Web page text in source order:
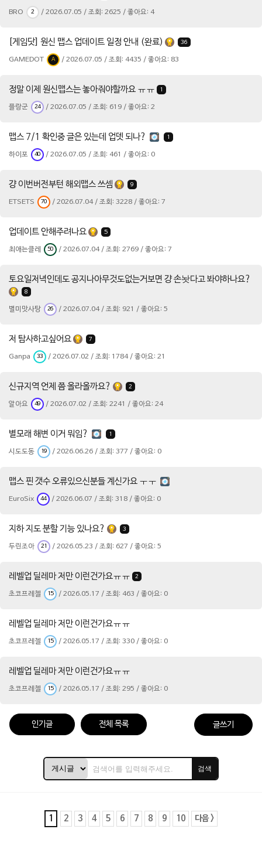
BRO 2 / 2026.07.05 / 조회: 2625 / 좋아요: 4
[게임닷] 원신 맵스 업데이트 일정 안내 (완료) 36
GAMEDOT A / 2026.07.05 / 조회: 4435 / 좋아요: 83
정말 이제 원신맵스는 놓아줘야할까요 ㅠㅠ 1
플랑군 24 / 2026.07.05 / 조회: 619 / 좋아요: 2
맵스 7/1 확인중 글은 있는데 업뎃 되나? 1
하이포 40 / 2026.07.05 / 조회: 461 / 좋아요: 0
걍 이번버전부턴 해외맵스 쓰셈 9
ETSETS 70 / 2026.07.04 / 조회: 3228 / 좋아요: 7
업데이트 안해주려나요 5
최애는클레 50 / 2026.07.04 / 조회: 2769 / 좋아요: 7
토요일저녁인데도 공지나아무것도없는거보면 걍 손놧다고 봐야하나요?
8
별미맛사탕 26 / 2026.07.04 / 조회: 921 / 좋아요: 5
저 탐사하고싶어요 7
Ganpa 33 / 2026.07.02 / 조회: 1784 / 좋아요: 21
신규지역 언제 쯤 올라올까요? 2
알아요 49 / 2026.07.02 / 조회: 2241 / 좋아요: 24
별모래 해변 이거 뭐임? 1
시도도동 19 / 2026.06.26 / 조회: 377 / 좋아요: 0
맵스 핀 갯수 오류있으신분들 계신가요 ㅜㅜ
EuroSix 44 / 2026.06.07 / 조회: 318 / 좋아요: 0
지하 지도 분할 기능 있나요? 3
두린조아 21 / 2026.05.23 / 조회: 627 / 좋아요: 5
레벨업 딜레마 저만 이런건가요ㅠㅠ 2
초코프레첼 15 / 2026.05.17 / 조회: 463 / 좋아요: 0
레벨업 딜레마 저만 이런건가요ㅠㅠ
초코프레첼 15 / 2026.05.17 / 조회: 330 / 좋아요: 0
레벨업 딜레마 저만 이런건가요ㅠㅠ
초코프레첼 15 / 2026.05.17 / 조회: 295 / 좋아요: 0
인기글 전체 목록 글쓰기
검색
1 2 3 4 5 6 7 8 9 10 다음 >